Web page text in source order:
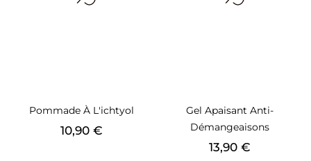
Pommade À L'ichtyol
Prix
10,90 €
Gel Apaisant Anti-
Démangeaisons
Prix
13,90 €